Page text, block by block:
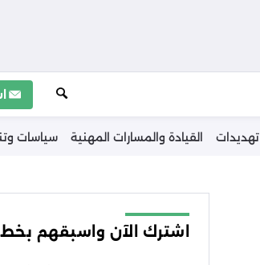
تهديدات القيادة والمسارات المهنية سياسات
اشترك الآن واسبقهم